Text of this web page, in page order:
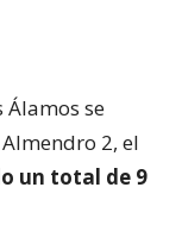
Álamos se
2, el
un total de 9